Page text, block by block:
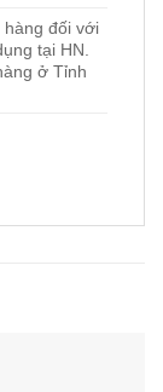
hàng đối với
tại HN.
ở Tỉnh